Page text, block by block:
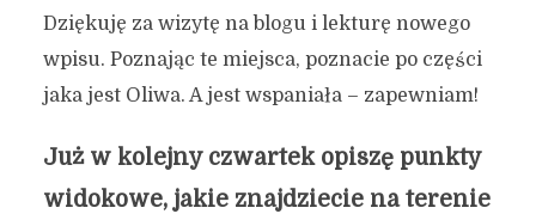
Dziękuję za wizytę na blogu i lekturę nowego
wpisu. Poznając te miejsca, poznacie po części
jaka jest Oliwa. A jest wspaniała – zapewniam!
Już w kolejny czwartek opiszę punkty
widokowe, jakie znajdziecie na terenie